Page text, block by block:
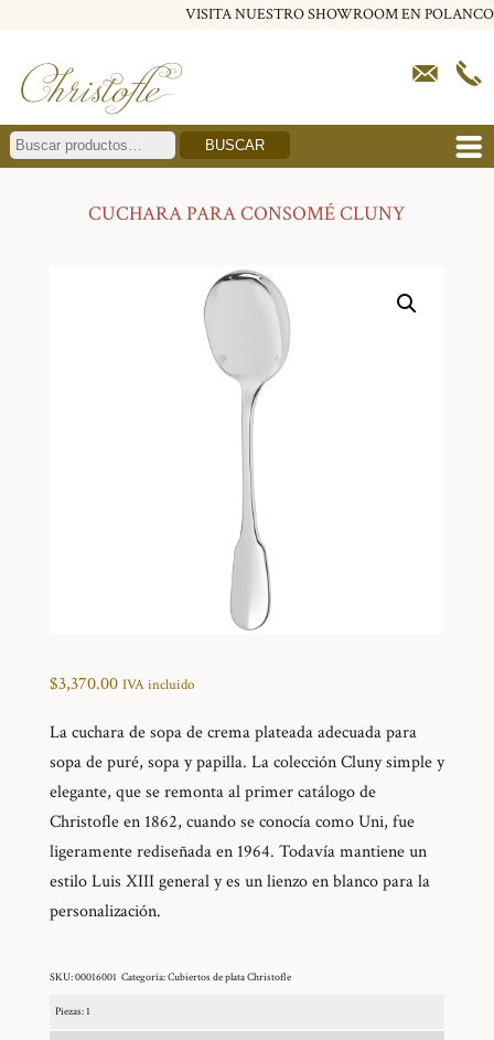
VISITA NUESTRO SHOWROOM EN POLANCO
BUSCAR
CUCHARA PARA CONSOMÉ CLUNY
$3,370.00 IVA incluido
La cuchara de sopa de crema plateada adecuada para
sopa de puré, sopa y papilla. La colección Cluny simple y
elegante, que se remonta al primer catálogo de
Christofle en 1862, cuando se conocía como Uni, fue
ligeramente rediseñada en 1964. Todavía mantiene un
estilo Luis XIII general y es un lienzo en blanco para la
personalización.
SKU:00016001 Categoría:Cubiertos de plata Christofle
Piezas: 1